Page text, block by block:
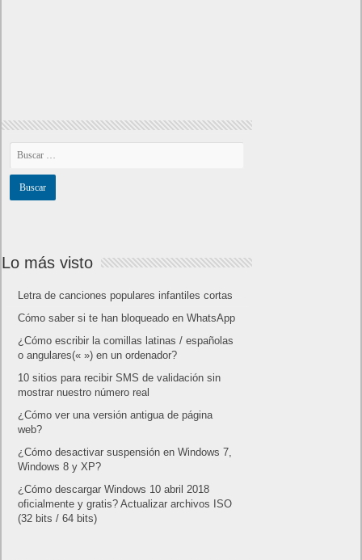
Lo más visto
Letra de canciones populares infantiles cortas
Cómo saber si te han bloqueado en WhatsApp
¿Cómo escribir la comillas latinas / españolas
o angulares(« ») en un ordenador?
10 sitios para recibir SMS de validación sin
mostrar nuestro número real
¿Cómo ver una versión antigua de página
web?
¿Cómo desactivar suspensión en Windows 7,
Windows 8 y XP?
¿Cómo descargar Windows 10 abril 2018
oficialmente y gratis? Actualizar archivos ISO
(32 bits / 64 bits)